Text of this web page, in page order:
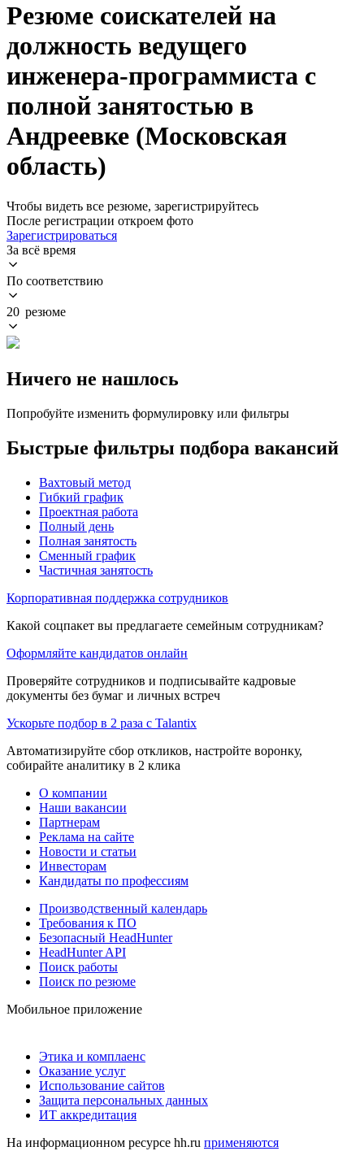
Резюме соискателей на
должность ведущего
инженера-программиста с
полной занятостью в
Андреевке (Московская
область)
Чтобы видеть все резюме, зарегистрируйтесь
После регистрации откроем фото
Зарегистрироваться
За всё время
По соответствию
20 резюме
Ничего не нашлось
Попробуйте изменить формулировку или фильтры
Быстрые фильтры подбора вакансий
Вахтовый метод
Гибкий график
Проектная работа
Полный день
Полная занятость
Сменный график
Частичная занятость
Корпоративная поддержка сотрудников
Какой соцпакет вы предлагаете семейным сотрудникам?
Оформляйте кандидатов онлайн
Проверяйте сотрудников и подписывайте кадровые
документы без бумаг и личных встреч
Ускорьте подбор в 2 раза с Talantix
Автоматизируйте сбор откликов, настройте воронку,
собирайте аналитику в 2 клика
О компании
Наши вакансии
Партнерам
Реклама на сайте
Новости и статьи
Инвесторам
Кандидаты по профессиям
Производственный календарь
Требования к ПО
Безопасный HeadHunter
HeadHunter API
Поиск работы
Поиск по резюме
Мобильное приложение
Этика и комплаенс
Оказание услуг
Использование сайтов
Защита персональных данных
ИТ аккредитация
На информационном ресурсе hh.ru применяются